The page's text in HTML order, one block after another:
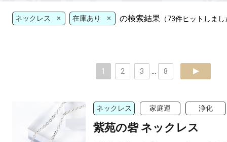
ネックレス × 在庫あり × の検索結果 （73件ヒットしま
1 2 3 8 next
ネックレス 家庭運 浄化
紫苑の砦 ネックレス